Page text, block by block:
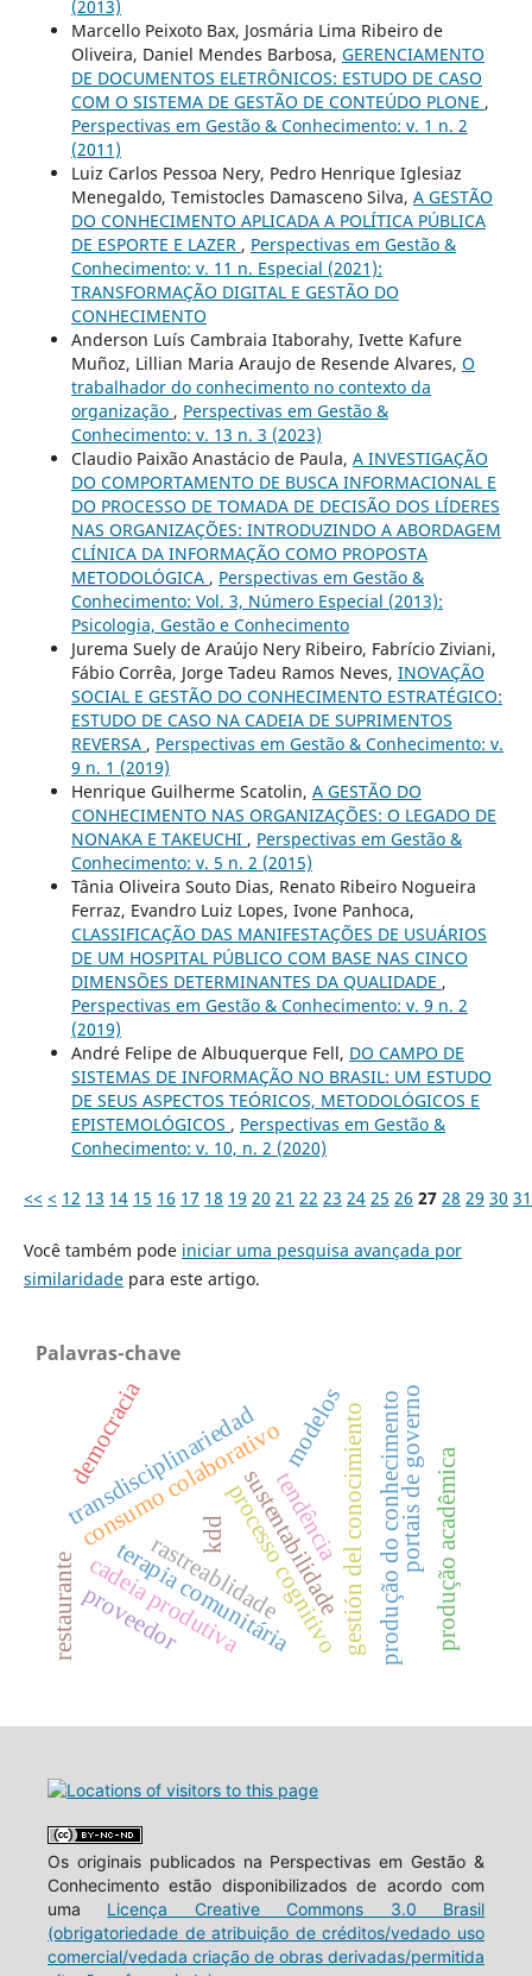
(2013)
Marcello Peixoto Bax, Josmária Lima Ribeiro de
Oliveira, Daniel Mendes Barbosa, GERENCIAMENTO
DE DOCUMENTOS ELETRÔNICOS: ESTUDO DE CASO
COM O SISTEMA DE GESTÃO DE CONTEÚDO PLONE ,
Perspectivas em Gestão & Conhecimento: v. 1 n. 2
(2011)
Luiz Carlos Pessoa Nery, Pedro Henrique Iglesiaz
Menegaldo, Temistocles Damasceno Silva, A GESTÃO
DO CONHECIMENTO APLICADA A POLÍTICA PÚBLICA
DE ESPORTE E LAZER , Perspectivas em Gestão &
Conhecimento: v. 11 n. Especial (2021):
TRANSFORMAÇÃO DIGITAL E GESTÃO DO
CONHECIMENTO
Anderson Luís Cambraia Itaborahy, Ivette Kafure
Muñoz, Lillian Maria Araujo de Resende Alvares, O
trabalhador do conhecimento no contexto da
organização , Perspectivas em Gestão &
Conhecimento: v. 13 n. 3 (2023)
Claudio Paixão Anastácio de Paula, A INVESTIGAÇÃO
DO COMPORTAMENTO DE BUSCA INFORMACIONAL E
DO PROCESSO DE TOMADA DE DECISÃO DOS LÍDERES
NAS ORGANIZAÇÕES: INTRODUZINDO A ABORDAGEM
CLÍNICA DA INFORMAÇÃO COMO PROPOSTA
METODOLÓGICA , Perspectivas em Gestão &
Conhecimento: Vol. 3, Número Especial (2013):
Psicologia, Gestão e Conhecimento
Jurema Suely de Araújo Nery Ribeiro, Fabrício Ziviani,
Fábio Corrêa, Jorge Tadeu Ramos Neves, INOVAÇÃO
SOCIAL E GESTÃO DO CONHECIMENTO ESTRATÉGICO:
ESTUDO DE CASO NA CADEIA DE SUPRIMENTOS
REVERSA , Perspectivas em Gestão & Conhecimento: v.
9 n. 1 (2019)
Henrique Guilherme Scatolin, A GESTÃO DO
CONHECIMENTO NAS ORGANIZAÇÕES: O LEGADO DE
NONAKA E TAKEUCHI , Perspectivas em Gestão &
Conhecimento: v. 5 n. 2 (2015)
Tânia Oliveira Souto Dias, Renato Ribeiro Nogueira
Ferraz, Evandro Luiz Lopes, Ivone Panhoca,
CLASSIFICAÇÃO DAS MANIFESTAÇÕES DE USUÁRIOS
DE UM HOSPITAL PÚBLICO COM BASE NAS CINCO
DIMENSÕES DETERMINANTES DA QUALIDADE ,
Perspectivas em Gestão & Conhecimento: v. 9 n. 2
(2019)
André Felipe de Albuquerque Fell, DO CAMPO DE
SISTEMAS DE INFORMAÇÃO NO BRASIL: UM ESTUDO
DE SEUS ASPECTOS TEÓRICOS, METODOLÓGICOS E
EPISTEMOLÓGICOS , Perspectivas em Gestão &
Conhecimento: v. 10, n. 2 (2020)
<< < 12 13 14 15 16 17 18 19 20 21 22 23 24 25 26 27 28 29 30 31
Você também pode iniciar uma pesquisa avançada por
similaridadepara este artigo.
Palavras-chave
processo cognitivo
consumo colaborativo
transdisciplinariedad
kdd gestión del conocimientoprodução do conhecimento
terapia comunitáriasustentabilidade
cadeia produtiva
tendência portais de governo
democracia
produção acadêmica
modelos
rastreablidade
proveedor
restaurante
Os originais publicados na Perspectivas em Gestão &
Conhecimento estão disponibilizados de acordo com
uma Licença Creative Commons 3.0 Brasil
(obrigatoriedade de atribuição de créditos/vedado uso
comercial/vedada criação de obras derivadas/permitida